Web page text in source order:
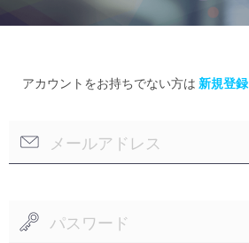
アカウントをお持ちでない方は 新規登録